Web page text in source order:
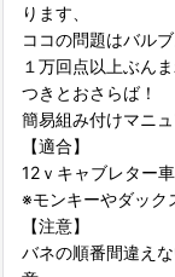
ります、
ココの問題はバル
１万回点以上ぶん
つきとおさらば！
簡易組み付けマニ
【適合】
12ｖキャブレター
※モンキーやダック
【注意】
バネの順番間違え